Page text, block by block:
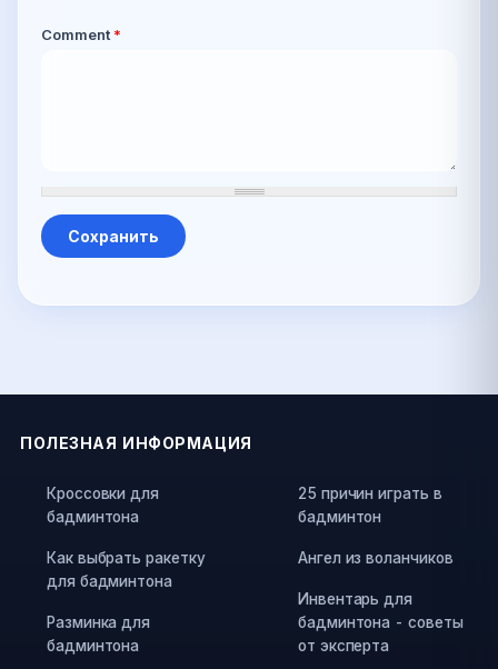
Comment *
ПОЛЕЗНАЯ ИНФОРМАЦИЯ
Кроссовки для
бадминтона
Как выбрать ракетку
для бадминтона
Разминка для
бадминтона
25 причин играть в
бадминтон
Ангел из воланчиков
Инвентарь для
бадминтона - советы
от эксперта